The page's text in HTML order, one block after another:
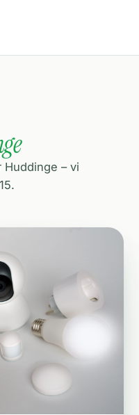
Huddinge – vi